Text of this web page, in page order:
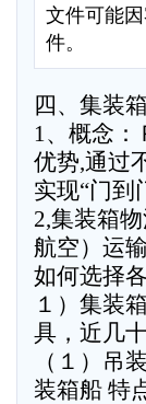
文件可能
件。
四、集装
1、概念：
优势,通过
实现“门到
2,集装箱
航空）运
如何选择
１）集装
具，近几
（１）吊
装箱船 特